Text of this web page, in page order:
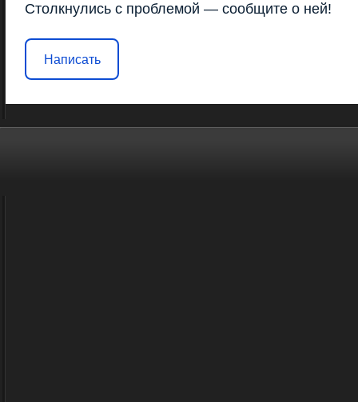
Столкнулись с проблемой — сообщите о ней!
Написать